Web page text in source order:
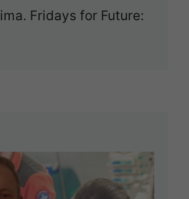
Fridays for Future: